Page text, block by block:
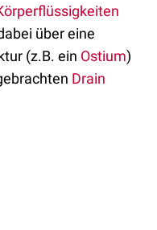
über eine
(z.B. ein Ostium)
Drain